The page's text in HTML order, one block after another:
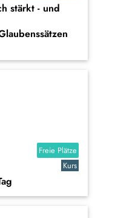
stärkt - und
Freie Plätze
Kurs